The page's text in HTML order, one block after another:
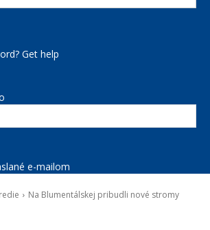
Get help
e-mailom
Na Blumentálskej pribudli nové stromy